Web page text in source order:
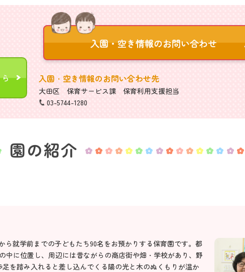
入園・空き情報のお問い合わせ先
大田区 保育サービス課 保育利用支援担当
03-5744-1280
園の紹介
ら就学前までの子どもたち90名をお預かりする保育園です。都
に位置し、周辺には昔ながらの商店街や畑・学校があり、野
を踏み入れると差し込んでくる陽の光と木のぬくもりが温か